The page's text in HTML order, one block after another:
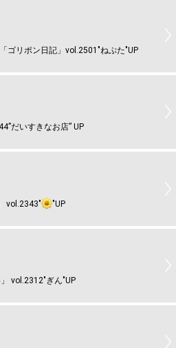
「ゴリポン日記」vol.2501"ねぷた"UP
だいすきなお店” UP
vol.2343" "UP
」 vol.2312"ぎん"UP